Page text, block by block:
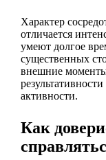
Характер
отличается
умеют долгое
существенных
внешние
активности.
Как